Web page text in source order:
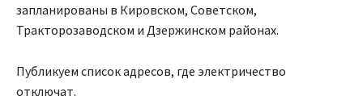
запланированы в Кировском, Советском,
Тракторозаводском и Дзержинском районах.
Публикуем список адресов, где электричество
отключат.